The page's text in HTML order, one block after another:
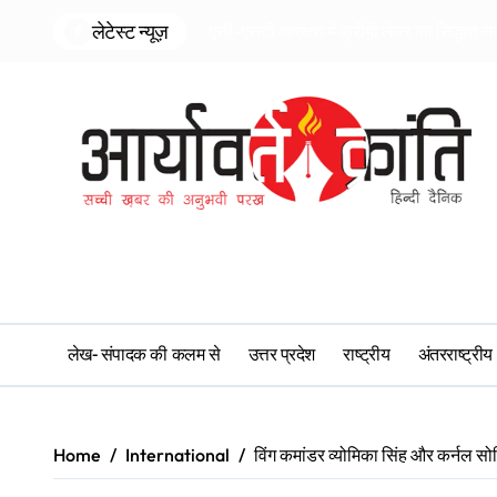
लेटेस्ट न्यूज़
लेख- संपादक की कलम से उत्तर प्रदेश राष्ट्रीय अंतरराष्ट्रीय
Home International विंग कमांडर व्योमिका सिंह और कर्नल